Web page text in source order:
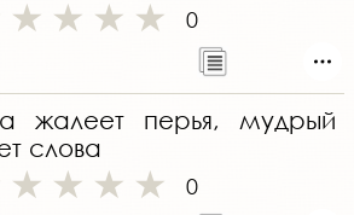
0
жалеет перья, мудрый
слова
0